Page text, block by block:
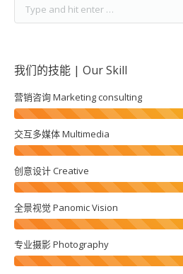
我们的技能 | Our Skill
营销咨询 Marketing consulting
交互多媒体 Multimedia
创意设计 Creative
全景视觉 Panomic Vision
专业摄影 Photography